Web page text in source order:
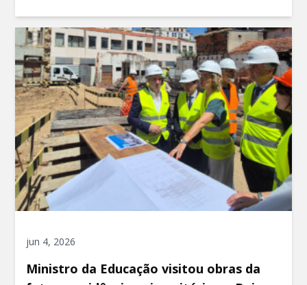
jun 4, 2026
Ministro da Educação visitou obras da